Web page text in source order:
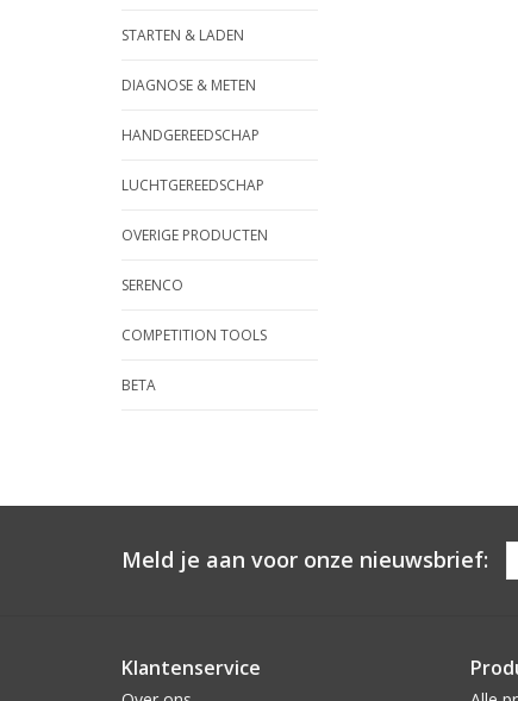
STARTEN & LADEN
DIAGNOSE & METEN
HANDGEREEDSCHAP
LUCHTGEREEDSCHAP
OVERIGE PRODUCTEN
SERENCO
COMPETITION TOOLS
BETA
Meld je aan voor onze nieuwsbrief:
Klantenservice